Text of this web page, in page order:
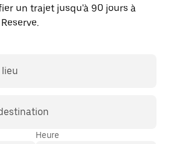
un trajet jusqu'à 90 jours à
lieu
Heure